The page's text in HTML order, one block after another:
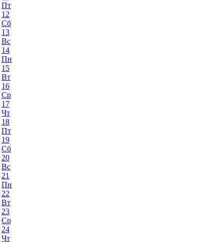
Пт
12
Сб
13
Вс
14
Пн
15
Вт
16
Ср
17
Чт
18
Пт
19
Сб
20
Вс
21
Пн
22
Вт
23
Ср
24
Чт